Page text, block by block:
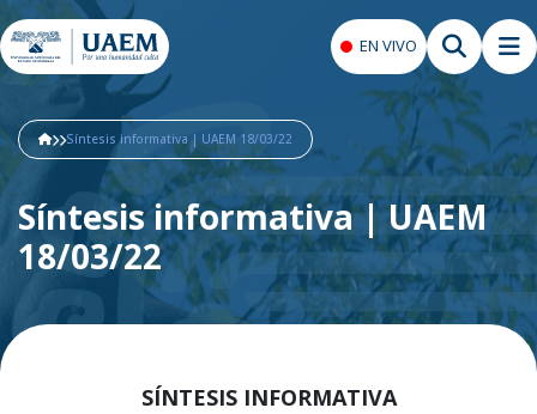
EN VIVO
Síntesis informativa | UAEM 18/03/22
Síntesis informativa | UAEM
18/03/22
SÍNTESIS INFORMATIVA